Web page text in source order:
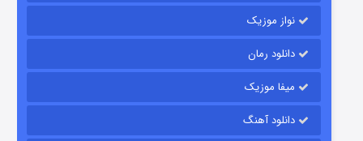
رویایی برای تو
نواز موزیک
دانلود رمان
میفا موزیک
دانلود آهنگ